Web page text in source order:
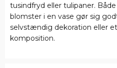
tusindfryd eller tulipaner.
blomster i en vase gør sig
selvstændig dekoration eller
komposition.